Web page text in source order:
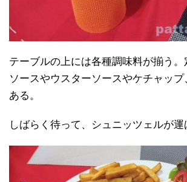
テーブルの上には各種調味料が揃う
ソースやウスターソースやケチャップ
ある。
しばらく待って、シュニッツェルが運